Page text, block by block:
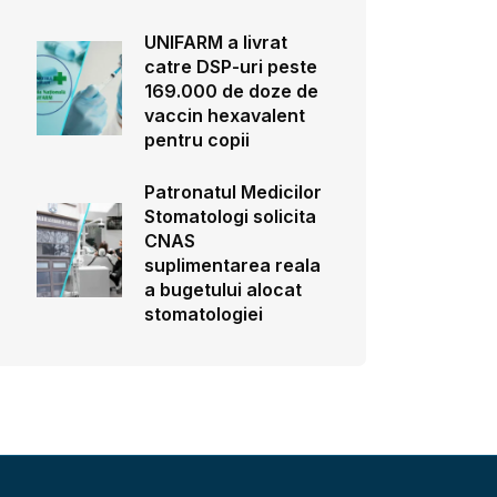
UNIFARM a livrat
catre DSP-uri peste
169.000 de doze de
vaccin hexavalent
pentru copii
Patronatul Medicilor
Stomatologi solicita
CNAS
suplimentarea reala
a bugetului alocat
stomatologiei